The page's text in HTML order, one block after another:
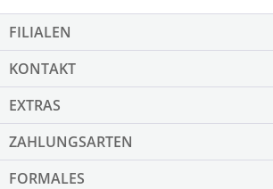
FILIALEN
KONTAKT
EXTRAS
ZAHLUNGSARTEN
FORMALES